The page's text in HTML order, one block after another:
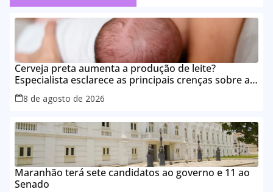
Cerveja preta aumenta a produção de leite?
Especialista esclarece as principais crenças sobre a
alimentação durante a amamentação
8 de agosto de 2026
Maranhão terá sete candidatos ao governo e 11 ao
Senado